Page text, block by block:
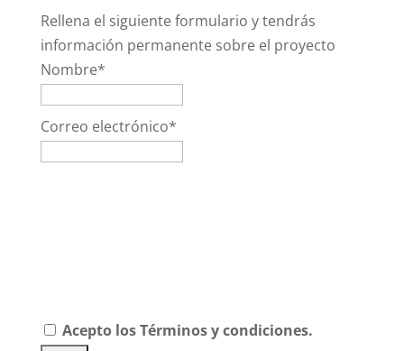
Rellena el siguiente formulario y tendrás
información permanente sobre el proyecto
Nombre*
Correo electrónico*
Acepto losTérminos y condiciones.